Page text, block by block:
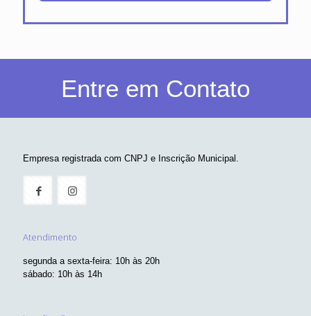
Entre em Contato
Empresa registrada com CNPJ e Inscrição Municipal.
Atendimento
segunda a sexta-feira: 10h às 20h
sábado: 10h às 14h